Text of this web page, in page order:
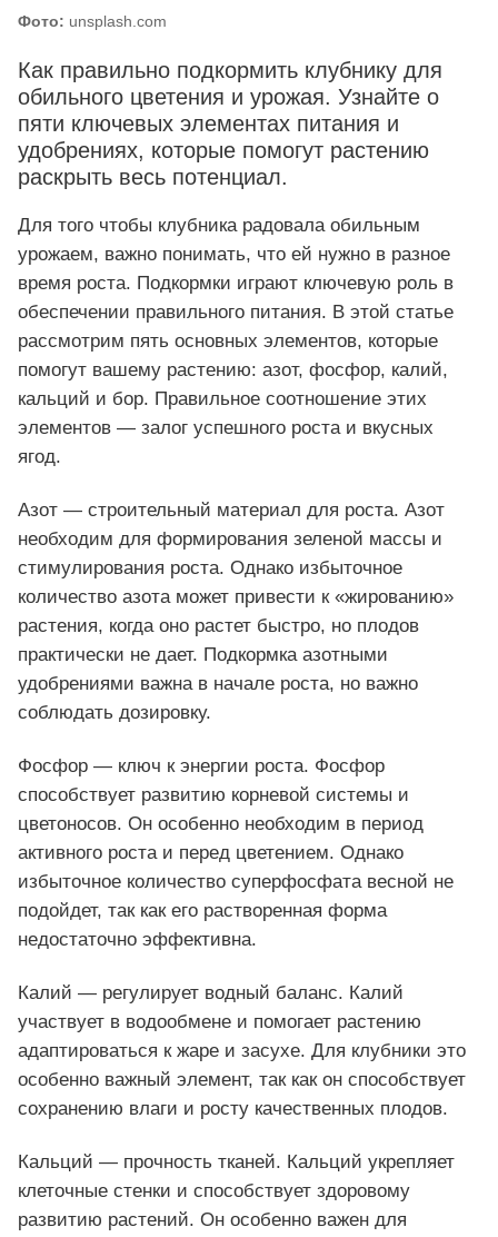
Фото: unsplash.com
Как правильно подкормить клубнику для
обильного цветения и урожая. Узнайте о
пяти ключевых элементах питания и
удобрениях, которые помогут растению
раскрыть весь потенциал.
Для того чтобы клубника радовала обильным
урожаем, важно понимать, что ей нужно в разное
время роста. Подкормки играют ключевую роль в
обеспечении правильного питания. В этой статье
рассмотрим пять основных элементов, которые
помогут вашему растению: азот, фосфор, калий,
кальций и бор. Правильное соотношение этих
элементов — залог успешного роста и вкусных
ягод.
Азот — строительный материал для роста. Азот
необходим для формирования зеленой массы и
стимулирования роста. Однако избыточное
количество азота может привести к «жированию»
растения, когда оно растет быстро, но плодов
практически не дает. Подкормка азотными
удобрениями важна в начале роста, но важно
соблюдать дозировку.
Фосфор — ключ к энергии роста. Фосфор
способствует развитию корневой системы и
цветоносов. Он особенно необходим в период
активного роста и перед цветением. Однако
избыточное количество суперфосфата весной не
подойдет, так как его растворенная форма
недостаточно эффективна.
Калий — регулирует водный баланс. Калий
участвует в водообмене и помогает растению
адаптироваться к жаре и засухе. Для клубники это
особенно важный элемент, так как он способствует
сохранению влаги и росту качественных плодов.
Кальций — прочность тканей. Кальций укрепляет
клеточные стенки и способствует здоровому
развитию растений. Он особенно важен для